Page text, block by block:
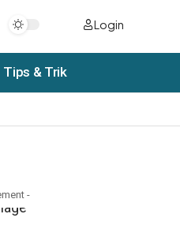
Login
Tips & Trik
-